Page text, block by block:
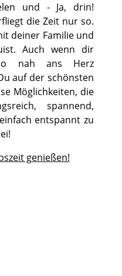
und - Ja, drin!
die Zeit nur so.
deiner Familie und
Auch wenn dir
nah ans Herz
auf der schönsten
Möglichkeiten, die
spannend,
entspannt zu
genießen!